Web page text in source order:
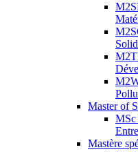
Master of
MSc
Mastère